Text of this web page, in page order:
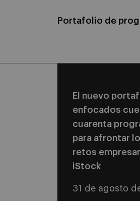
Portafolio de
El nuevo
enfocados
cuarenta
para afrontar
retos
iStock
31 de agosto